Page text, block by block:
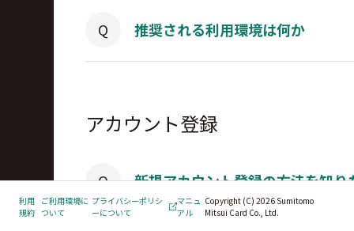
推奨される利用環境は何か
アカウント登録
新規アカウント登録の方法を知り
利用
規約
ご利用環境に
ついて
プライバシーポリシ
ーについて
マニュ
アル
Copyright (C) 2026 Sumitomo
Mitsui Card Co., Ltd.